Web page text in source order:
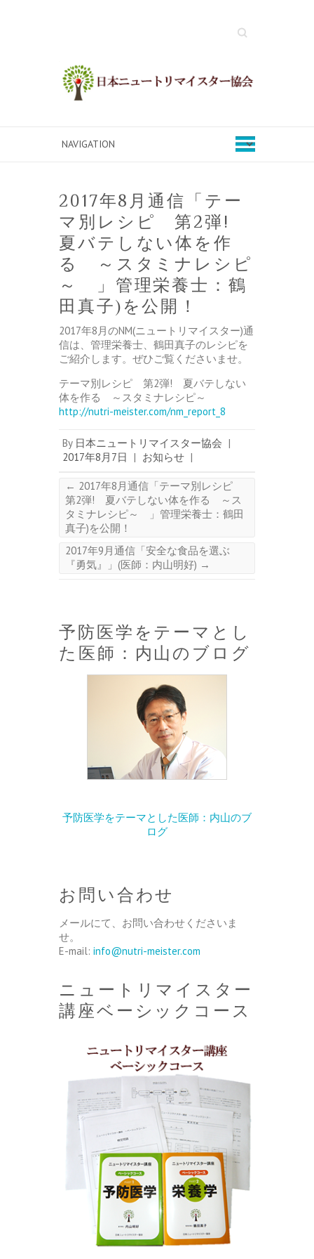
Search
2017年8月通信「テー
マ別レシピ 第2弾!
夏バテしない体を作
る ～スタミナレシピ
～ 」管理栄養士：鶴
田真子)を公開！
2017年8月のNM(ニュートリマイスター)通
信は、管理栄養士、鶴田真子のレシピを
ご紹介します。ぜひご覧くださいませ。
テーマ別レシピ 第2弾! 夏バテしない
体を作る ～スタミナレシピ～
http://nutri-meister.com/nm_report_8
By 日本ニュートリマイスター協会 |
2017年8月7日 | お知らせ |
← 2017年8月通信「テーマ別レシピ
第2弾! 夏バテしない体を作る ～ス
タミナレシピ～ 」管理栄養士：鶴田
真子)を公開！
2017年9月通信「安全な食品を選ぶ
『勇気』」(医師：内山明好) →
予防医学をテーマとし
た医師：内山のブログ
予防医学をテーマとした医師：内山のブ
ログ
お問い合わせ
メールにて、お問い合わせくださいま
せ。
E-mail: info@nutri-meister.com
ニュートリマイスター
講座ベーシックコース